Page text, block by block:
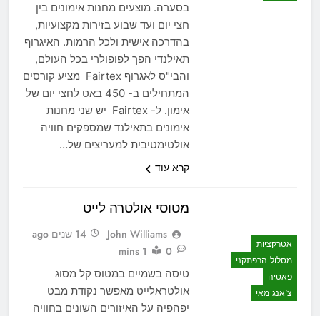
בסערה. מוצעים מחנות אימונים בין
חצי יום ועד שבוע בזירות מקצועיות,
בהדרכה אישית ולכל הרמות. האיגרוף
תאילנדי הפך לפופולרי בכל העולם,
והבי"ס לאגרוף Fairtex מציע קורסים
המתחילים ב- 450 באט לחצי יום של
אימון. ל- Fairtex יש שני מחנות
אימונים בתאילנד שמספקים חוויה
אולטימטיבית למעריצים של…
קרא עוד
אטרקציות
מסלול הרפתקני
פאטיה
צ'אנג מאי
מטוסי אולטרה לייט
John Williams
14 שנים ago
0
1 mins
טיסה בשמיים במטוס קל מסוג
אולטראלייט מאפשר נקודת מבט
יפהפיה על האיזורים השונים בחוויה